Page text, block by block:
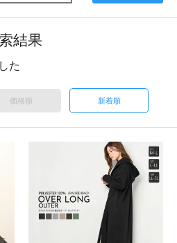
結果
た
価格順 新着順